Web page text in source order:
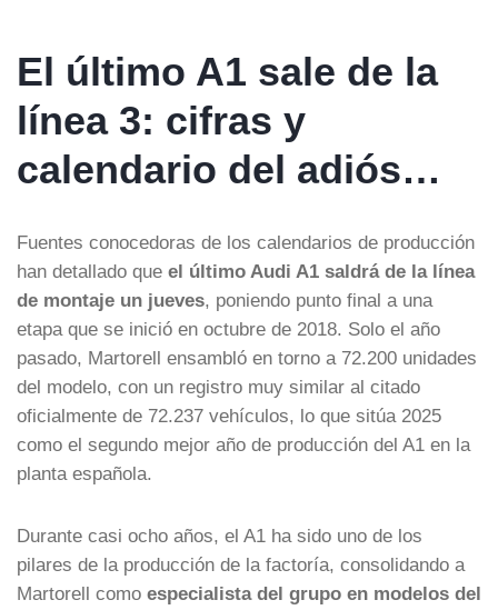
El último A1 sale de la
línea 3: cifras y
calendario del adiós…
Fuentes conocedoras de los calendarios de producción
han detallado que el último Audi A1 saldrá de la línea
de montaje un jueves, poniendo punto final a una
etapa que se inició en octubre de 2018. Solo el año
pasado, Martorell ensambló en torno a 72.200 unidades
del modelo, con un registro muy similar al citado
oficialmente de 72.237 vehículos, lo que sitúa 2025
como el segundo mejor año de producción del A1 en la
planta española.
Durante casi ocho años, el A1 ha sido uno de los
pilares de la producción de la factoría, consolidando a
Martorell como especialista del grupo en modelos del